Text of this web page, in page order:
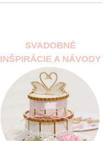
SVADOBNÉ
INŠPIRÁCIE A NÁVODY